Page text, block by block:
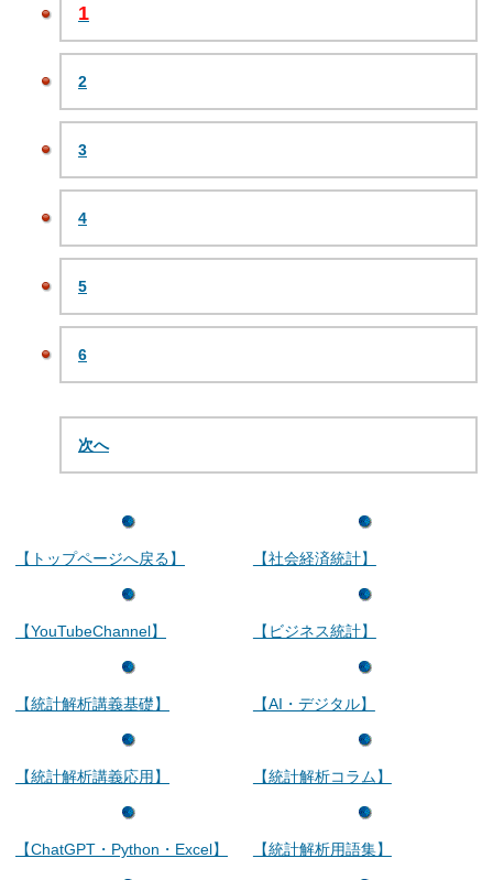
1
2
3
4
5
6
次へ
【トップページへ戻る】
【YouTubeChannel】
【統計解析講義基礎】
【統計解析講義応用】
【ChatGPT・Python・Excel】
【社会経済統計】
【ビジネス統計】
【AI・デジタル】
【統計解析コラム】
【統計解析用語集】